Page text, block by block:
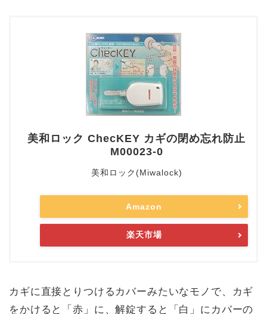
美和ロック ChecKEY カギの閉め忘れ防止
M00023-0
美和ロック(Miwalock)
Amazon
楽天市場
カギに直接とりつけるカバーみたいなモノで、カギ
をかけると「赤」に、解錠すると「白」にカバーの